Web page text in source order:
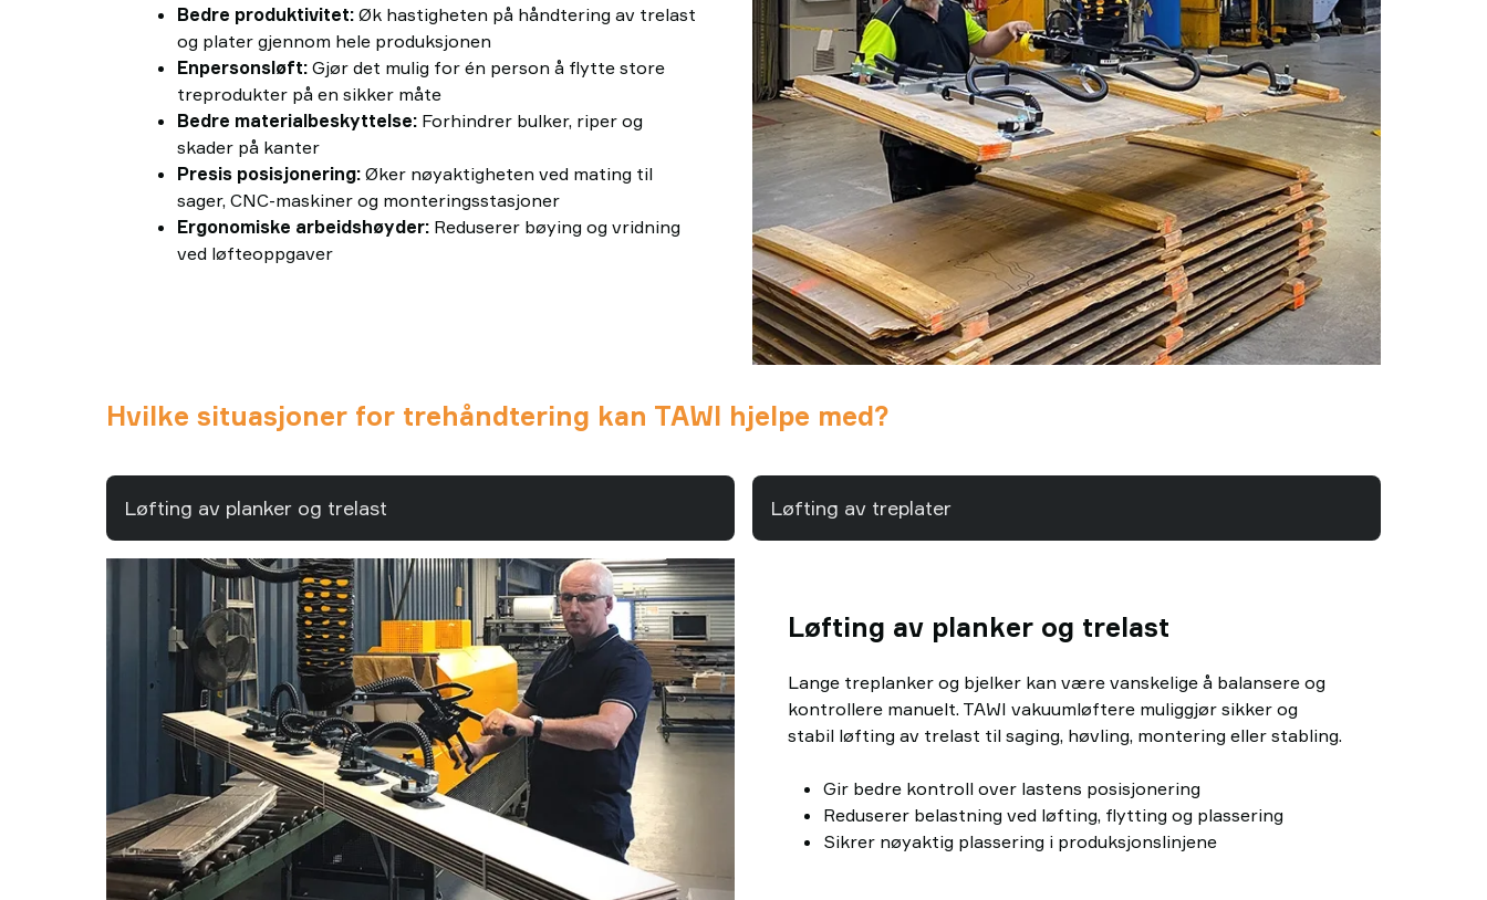
Bedre produktivitet: Øk hastigheten på håndtering av trelast
og plater gjennom hele produksjonen
Enpersonsløft: Gjør det mulig for én person å flytte store
treprodukter på en sikker måte
Bedre materialbeskyttelse: Forhindrer bulker, riper og
skader på kanter
Presis posisjonering: Øker nøyaktigheten ved mating til
sager, CNC-maskiner og monteringsstasjoner
Ergonomiske arbeidshøyder: Reduserer bøying og vridning
ved løfteoppgaver
Hvilke situasjoner for trehåndtering kan TAWI hjelpe med?
Løfting av planker og trelast Løfting av treplater
Løfting av planker og trelast
Lange treplanker og bjelker kan være vanskelige å balansere og
kontrollere manuelt. TAWI vakuumløftere muliggjør sikker og
stabil løfting av trelast til saging, høvling, montering eller stabling.
Gir bedre kontroll over lastens posisjonering
Reduserer belastning ved løfting, flytting og plassering
Sikrer nøyaktig plassering i produksjonslinjene